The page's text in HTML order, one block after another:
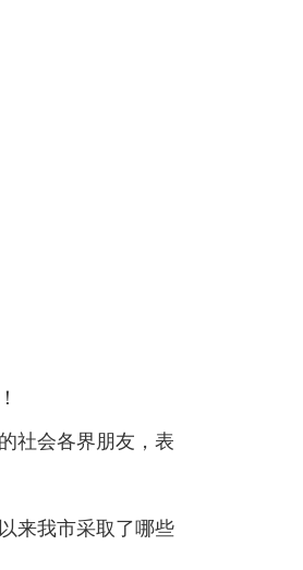
社会各界朋友，表
来我市采取了哪些